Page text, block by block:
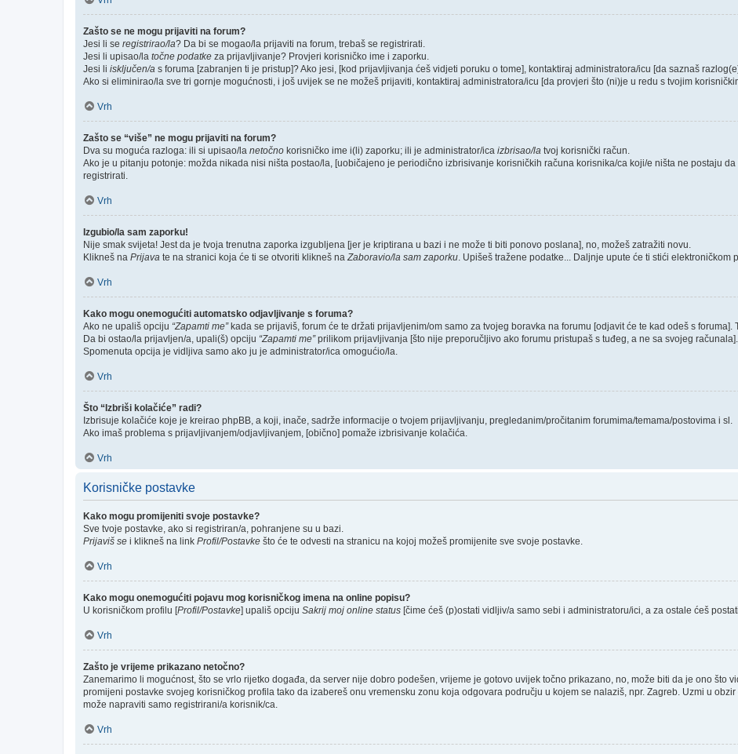
Zašto se ne mogu prijaviti na forum?
Jesi li se registrirao/la? Da bi se mogao/la prijaviti na forum, trebaš se registrirati.
Jesi li upisao/la točne podatke za prijavljivanje? Provjeri korisničko ime i zaporku.
Jesi li isključen/a s foruma [zabranjen ti je pristup]? Ako jesi, [kod prijavljivanja ćeš vidjeti poruku o tome], kontaktiraj administratora/icu [da saznaš
Ako si eliminirao/la sve tri gornje mogućnosti, i još uvijek se ne možeš prijaviti, kontaktiraj administratora/icu [da provjeri što (ni)je u redu s tvojim
Vrh
Zašto se “više” ne mogu prijaviti na forum?
Dva su moguća razloga: ili si upisao/la netočno korisničko ime i(li) zaporku; ili je administrator/ica izbrisao/la tvoj korisnički račun.
Ako je u pitanju potonje: možda nikada nisi ništa postao/la, [uobičajeno je periodično izbrisivanje korisničkih računa korisnika/ca koji/e ništa ne postaju
registrirati.
Vrh
Izgubio/la sam zaporku!
Nije smak svijeta! Jest da je tvoja trenutna zaporka izgubljena [jer je kriptirana u bazi i ne može ti biti ponovo poslana], no, možeš zatražiti novu.
Klikneš na Prijava te na stranici koja će ti se otvoriti klikneš na Zaboravio/la sam zaporku . Upišeš tražene podatke... Daljnje upute će ti stići elektroničkom
Vrh
Kako mogu onemogućiti automatsko odjavljivanje s foruma?
Ako ne upališ opciju “Zapamti me”kada se prijaviš, forum će te držati prijavljenim/om samo za tvojeg boravka na forumu [odjavit će te kad odeš s foruma].
Da bi ostao/la prijavljen/a, upali(š) opciju “Zapamti me”prilikom prijavljivanja [što nije preporučljivo ako forumu pristupaš s tuđeg, a ne sa svojeg računala].
Spomenuta opcija je vidljiva samo ako ju je administrator/ica omogućio/la.
Vrh
Što “Izbriši kolačiće” radi?
Izbrisuje kolačiće koje je kreirao phpBB, a koji, inače, sadrže informacije o tvojem prijavljivanju, pregledanim/pročitanim forumima/temama/postovima i sl.
Ako imaš problema s prijavljivanjem/odjavljivanjem, [obično] pomaže izbrisivanje kolačića.
Vrh
Korisničke postavke
Kako mogu promijeniti svoje postavke?
Sve tvoje postavke, ako si registriran/a, pohranjene su u bazi.
Prijaviš se i klikneš na link Profil/Postavke što će te odvesti na stranicu na kojoj možeš promijenite sve svoje postavke.
Vrh
Kako mogu onemogućiti pojavu mog korisničkog imena na online popisu?
U korisničkom profilu [Profil/Postavke] upališ opciju Sakrij moj online status [čime ćeš (p)ostati vidljiv/a samo sebi i administratoru/ici, a za ostale ćeš
Vrh
Zašto je vrijeme prikazano netočno?
Zanemarimo li mogućnost, što se vrlo rijetko događa, da server nije dobro podešen, vrijeme je gotovo uvijek točno prikazano, no, može biti da je ono što
promijeni postavke svojeg korisničkog profila tako da izabereš onu vremensku zonu koja odgovara području u kojem se nalaziš, npr. Zagreb. Uzmi u
može napraviti samo registrirani/a korisnik/ca.
Vrh